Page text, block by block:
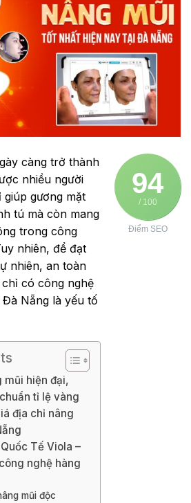
94
/ 100
Điểm SEO
càng trở thành
nhiều người
gương mặt
tú mà còn mang
trong công
nhiên, để đạt
nhiên, an toàn
có công nghệ
Nẵng là yếu tố
mũi hiện đại,
tỉ lệ vàng
địa chỉ nâng
Tế Viola –
nghệ hàng
mũi độc